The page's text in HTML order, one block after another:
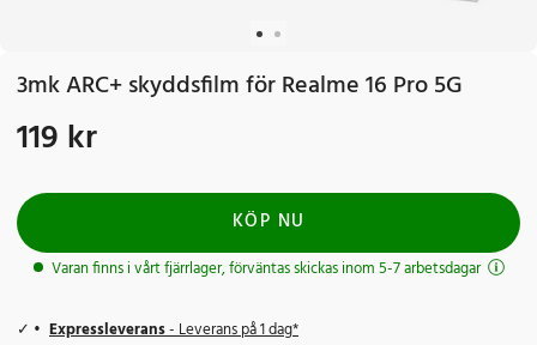
3mk ARC+ skyddsfilm för Realme 16 Pro 5G
Pris:119 kr
119 kr
KÖP NU
Varan finns i vårt fjärrlager, förväntas skickas inom 5-7 arbetsdagar
Expressleverans- Leverans på 1 dag*